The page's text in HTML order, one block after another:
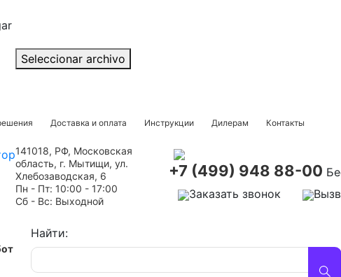
Seleccionar archivo
Доставка и оплата Инструкции Дилерам Контакты
141018, РФ, Московская
область, г. Мытищи, ул.
Хлебозаводская, 6
Пн - Пт: 10:00 - 17:00
Сб - Вс: Выходной
+7 (499) 948 88-00
Заказать звонок
Найти: